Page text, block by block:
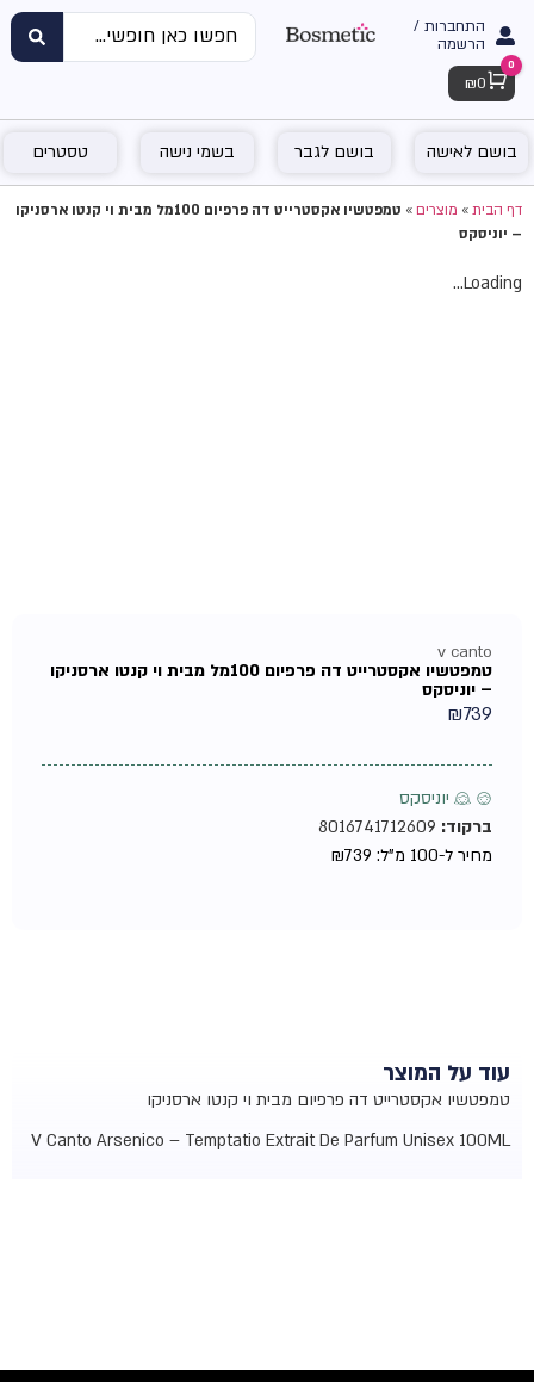
התחברות /
הרשמה
Cart
0
₪ 0
בושם לאישה בושם לגבר בשמי נישה טסטרים
דף הבית»מוצרים»
טמפטשיו אקסטרייט דה פרפיום 100מל מבית וי קנטו ארסניקו
– יוניסקס
Loading...
v canto
טמפטשיו אקסטרייט דה פרפיום 100מל מבית וי קנטו ארסניקו
– יוניסקס
₪739
♂ ♀ יוניסקס
ברקוד:8016741712609
מחיר ל-100 מ"ל:
₪739
עוד על המוצר
טמפטשיו אקסטרייט דה פרפיום מבית וי קנטו ארסניקו
V Canto Arsenico – Temptatio Extrait De Parfum Unisex 100ML